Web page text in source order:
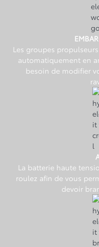
Les groupes
automatiquement en
besoin de modifier
La batterie haute
roulez afin de vous
devoir